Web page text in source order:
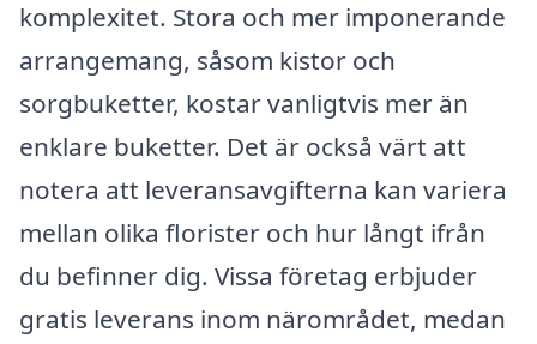
komplexitet. Stora och mer imponerande
arrangemang, såsom kistor och
sorgbuketter, kostar vanligtvis mer än
enklare buketter. Det är också värt att
notera att leveransavgifterna kan variera
mellan olika florister och hur långt ifrån
du befinner dig. Vissa företag erbjuder
gratis leverans inom närområdet, medan